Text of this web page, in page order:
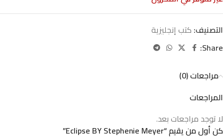
التصنيف: كتب إنجليزية
Share:
مراجعات (0)
المراجعات
لا توجد مراجعات بعد.
كن أول من يقيم “Eclipse BY Stephenie Meyer”